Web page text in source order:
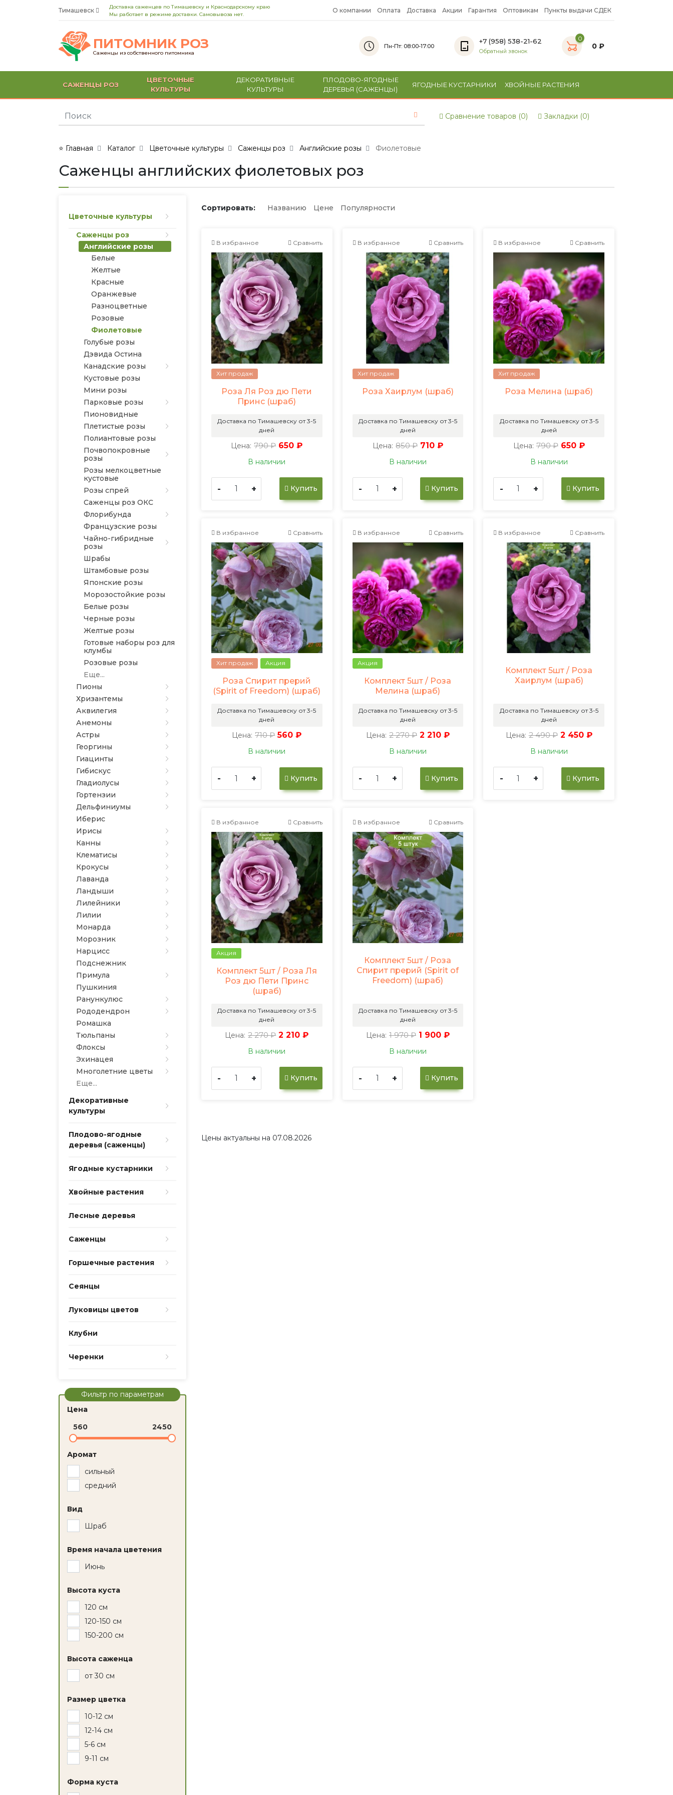
Тимашевск
Доставка саженцев по Тимашевску и Краснодарскому краю
Мы работает в режиме доставки. Самовывоза нет.
О компании Оплата Доставка Акции Гарантия Оптовикам Пункты выдачи СДЕК
ПИТОМНИК РОЗ
Саженцы из собственного питомника
Пн-Пт: 08:00-17:00
+7 (958) 538-21-62
Обратный звонок
0
0 ₽
САЖЕНЦЫ РОЗ
ЦВЕТОЧНЫЕ
КУЛЬТУРЫ
ДЕКОРАТИВНЫЕ
КУЛЬТУРЫ
ПЛОДОВО-ЯГОДНЫЕ
ДЕРЕВЬЯ (САЖЕНЦЫ)
ЯГОДНЫЕ КУСТАРНИКИ ХВОЙНЫЕ РАСТЕНИЯ
Сравнение товаров (0) Закладки (0)
⭐ Главная Каталог Цветочные культуры Саженцы роз Английские розы Фиолетовые
Саженцы английских фиолетовых роз
Цветочные культуры
Саженцы роз
Английские розы
Белые
Желтые
Красные
Оранжевые
Разноцветные
Розовые
Фиолетовые
Голубые розы
Дэвида Остина
Канадские розы
Кустовые розы
Мини розы
Парковые розы
Пионовидные
Плетистые розы
Полиантовые розы
Почвопокровные
розы
Розы мелкоцветные
кустовые
Розы спрей
Саженцы роз ОКС
Флорибунда
Французские розы
Чайно-гибридные
розы
Шрабы
Штамбовые розы
Японские розы
Морозостойкие розы
Белые розы
Черные розы
Желтые розы
Готовые наборы роз для
клумбы
Розовые розы
Еще...
Пионы
Хризантемы
Аквилегия
Анемоны
Астры
Георгины
Гиацинты
Гибискус
Гладиолусы
Гортензии
Дельфиниумы
Иберис
Ирисы
Канны
Клематисы
Крокусы
Лаванда
Ландыши
Лилейники
Лилии
Монарда
Морозник
Нарцисс
Подснежник
Примула
Пушкиния
Ранункулюс
Рододендрон
Ромашка
Тюльпаны
Флоксы
Эхинацея
Многолетние цветы
Еще...
Декоративные
культуры
Плодово-ягодные
деревья (саженцы)
Ягодные кустарники
Хвойные растения
Лесные деревья
Саженцы
Горшечные растения
Сеянцы
Луковицы цветов
Клубни
Черенки
Фильтр по параметрам
Цена
560
2450
Аромат
сильный
средний
Вид
Шраб
Время начала цветения
Июнь
Высота куста
120 см
120-150 см
150-200 см
Высота саженца
от 30 см
Размер цветка
10-12 см
12-14 см
5-6 см
9-11 см
Форма куста
Сортировать: Названию Цене Популярности
В избранное Сравнить
Хит продаж
Роза Ля Роз дю Пети
Принс (шраб)
Доставка по Тимашевску от 3-5
дней
Цена: 790 ₽ 650 ₽
В наличии
- + Купить
В избранное Сравнить
Хит продаж
Роза Хаирлум (шраб)
Доставка по Тимашевску от 3-5
дней
Цена: 850 ₽ 710 ₽
В наличии
- + Купить
В избранное Сравнить
Хит продаж
Роза Мелина (шраб)
Доставка по Тимашевску от 3-5
дней
Цена: 790 ₽ 650 ₽
В наличии
- + Купить
В избранное Сравнить
Хит продаж Акция
Роза Спирит прерий
(Spirit of Freedom) (шраб)
Доставка по Тимашевску от 3-5
дней
Цена: 710 ₽ 560 ₽
В наличии
- + Купить
В избранное Сравнить
Акция
Комплект 5шт / Роза
Мелина (шраб)
Доставка по Тимашевску от 3-5
дней
Цена: 2 270 ₽ 2 210 ₽
В наличии
- + Купить
В избранное Сравнить
Комплект 5шт / Роза
Хаирлум (шраб)
Доставка по Тимашевску от 3-5
дней
Цена: 2 490 ₽ 2 450 ₽
В наличии
- + Купить
В избранное Сравнить
Акция
Комплект 5шт / Роза Ля
Роз дю Пети Принс
(шраб)
Доставка по Тимашевску от 3-5
дней
Цена: 2 270 ₽ 2 210 ₽
В наличии
- + Купить
В избранное Сравнить
Комплект 5шт / Роза
Спирит прерий (Spirit of
Freedom) (шраб)
Доставка по Тимашевску от 3-5
дней
Цена: 1 970 ₽ 1 900 ₽
В наличии
- + Купить
Цены актуальны на 07.08.2026